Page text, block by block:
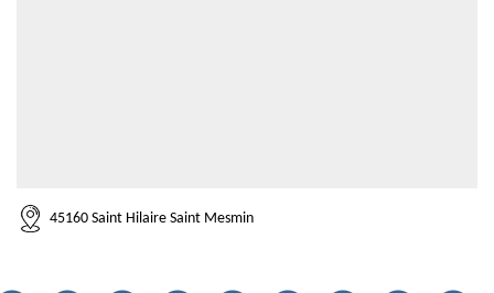
45160 Saint Hilaire Saint Mesmin